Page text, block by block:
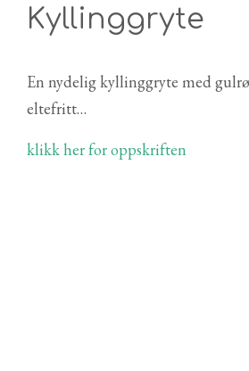
Kyllinggryte
En nydelig kyllinggryte med
eltefritt…
klikk her for oppskriften